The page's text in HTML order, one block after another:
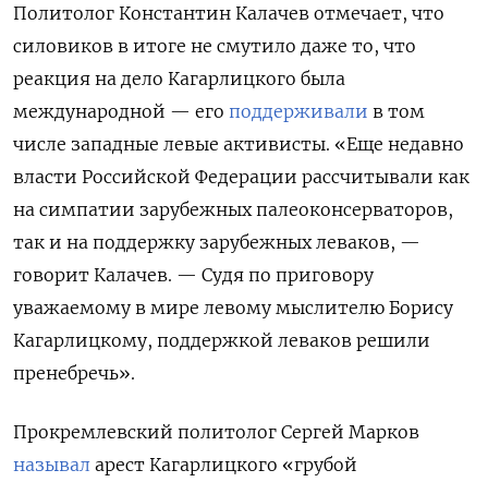
Политолог Константин Калачев отмечает, что
силовиков в итоге не смутило даже то, что
реакция на дело Кагарлицкого была
международной — его поддерживали в том
числе западные левые активисты. «Еще недавно
власти Российской Федерации рассчитывали как
на симпатии зарубежных палеоконсерваторов,
так и на поддержку зарубежных леваков, —
говорит Калачев. — Судя по приговору
уважаемому в мире левому мыслителю Борису
Кагарлицкому, поддержкой леваков решили
пренебречь».
Прокремлевский политолог Сергей Марков
называл арест Кагарлицкого «грубой